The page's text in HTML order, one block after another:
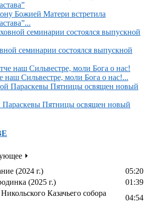
Божией Матери встретила
семинарии состоялся выпускной
наш Сильвестре, моли Бога о нас!...
Параскевы Пятницы освящен новый
⏵
(2024 г.)
05:20
(2025 г.)
01:39
Казачьего собора
04:54